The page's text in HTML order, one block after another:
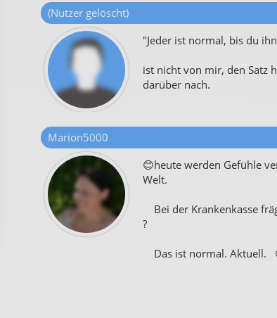
(Nutzer gelöscht)
"Jeder ist normal, bis du
ist nicht von mir, den Satz
darüber nach.
Marion5000
😊heute werden Gefühle
Welt.
Bei der Krankenkasse
?
Das ist normal. Aktuell.